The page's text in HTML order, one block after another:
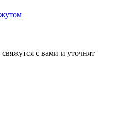
с вами и уточнят